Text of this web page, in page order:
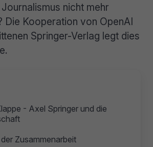
nicht mehr
Die Kooperation von OpenAI
Springer-Verlag legt dies
- Axel Springer und die
Zusammenarbeit